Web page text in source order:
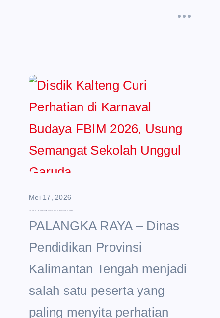
Mei 17, 2026
PALANGKA RAYA – Dinas
Pendidikan Provinsi
Kalimantan Tengah menjadi
salah satu peserta yang
paling menyita perhatian